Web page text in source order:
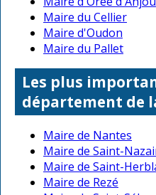
Maire du Cellier
Maire d'Oudon
Maire du Pallet
Les plus
département de
Maire de Nantes
Maire de Saint-
Maire de Saint-
Maire de Rezé